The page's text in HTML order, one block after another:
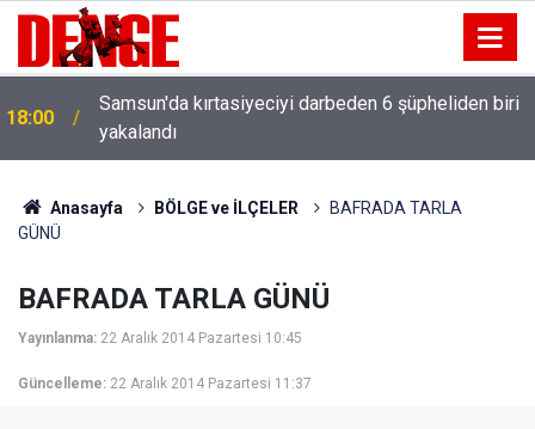
18:00
Samsun'da kırtasiyeciyi darbeden 6 şüpheliden biri
yakalandı
Anasayfa BÖLGE ve İLÇELER
BAFRADA TARLA
GÜNÜ
BAFRADA TARLA GÜNÜ
Yayınlanma: 22 Aralık 2014 Pazartesi 10:45
Güncelleme: 22 Aralık 2014 Pazartesi 11:37